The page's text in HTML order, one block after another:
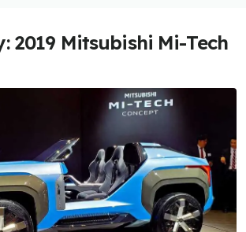
2019 Mitsubishi Mi-Tech